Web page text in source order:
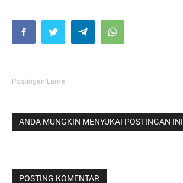
Postingan Lama
ANDA MUNGKIN MENYUKAI POSTINGAN INI
POSTING KOMENTAR